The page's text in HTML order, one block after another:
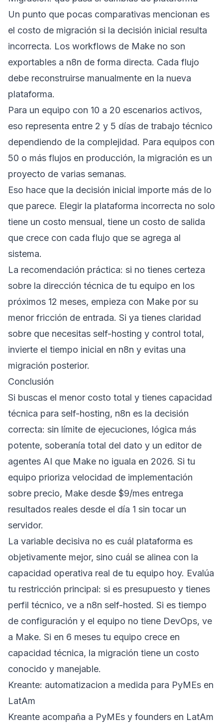
Un punto que pocas comparativas mencionan es
el costo de migración si la decisión inicial resulta
incorrecta. Los workflows de Make no son
exportables a n8n de forma directa. Cada flujo
debe reconstruirse manualmente en la nueva
plataforma.
Para un equipo con 10 a 20 escenarios activos,
eso representa entre 2 y 5 días de trabajo técnico
dependiendo de la complejidad. Para equipos con
50 o más flujos en producción, la migración es un
proyecto de varias semanas.
Eso hace que la decisión inicial importe más de lo
que parece. Elegir la plataforma incorrecta no solo
tiene un costo mensual, tiene un costo de salida
que crece con cada flujo que se agrega al
sistema.
La recomendación práctica: si no tienes certeza
sobre la dirección técnica de tu equipo en los
próximos 12 meses, empieza con Make por su
menor fricción de entrada. Si ya tienes claridad
sobre que necesitas self-hosting y control total,
invierte el tiempo inicial en n8n y evitas una
migración posterior.
Conclusión
Si buscas el menor costo total y tienes capacidad
técnica para self-hosting, n8n es la decisión
correcta: sin límite de ejecuciones, lógica más
potente, soberanía total del dato y un editor de
agentes AI que Make no iguala en 2026. Si tu
equipo prioriza velocidad de implementación
sobre precio, Make desde $9/mes entrega
resultados reales desde el día 1 sin tocar un
servidor.
La variable decisiva no es cuál plataforma es
objetivamente mejor, sino cuál se alinea con la
capacidad operativa real de tu equipo hoy. Evalúa
tu restricción principal: si es presupuesto y tienes
perfil técnico, ve a n8n self-hosted. Si es tiempo
de configuración y el equipo no tiene DevOps, ve
a Make. Si en 6 meses tu equipo crece en
capacidad técnica, la migración tiene un costo
conocido y manejable.
Kreante: automatizacion a medida para PyMEs en
LatAm
Kreante acompaña a PyMEs y founders en LatAm